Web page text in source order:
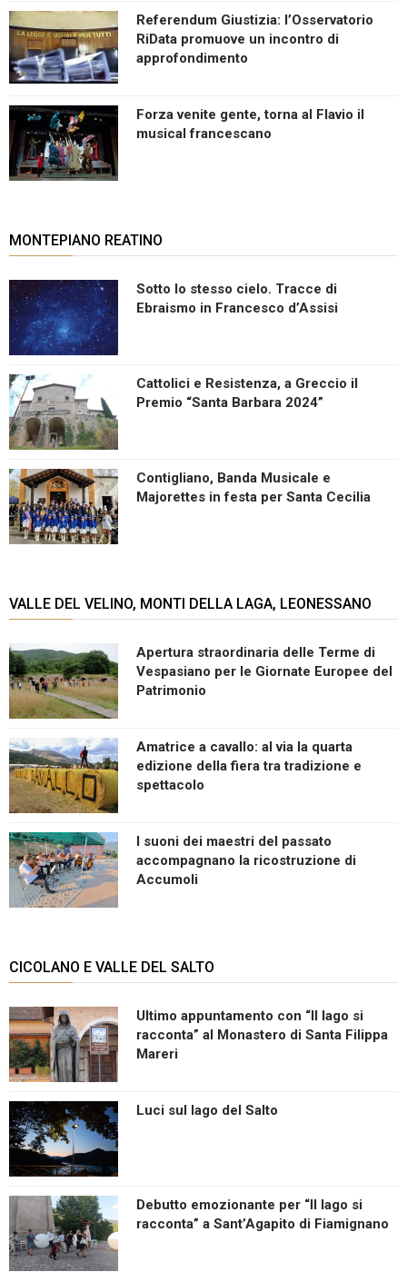
Referendum Giustizia: l’Osservatorio
RiData promuove un incontro di
approfondimento
Forza venite gente, torna al Flavio il
musical francescano
MONTEPIANO REATINO
Sotto lo stesso cielo. Tracce di
Ebraismo in Francesco d’Assisi
Cattolici e Resistenza, a Greccio il
Premio “Santa Barbara 2024”
Contigliano, Banda Musicale e
Majorettes in festa per Santa Cecilia
VALLE DEL VELINO, MONTI DELLA LAGA, LEONESSANO
Apertura straordinaria delle Terme di
Vespasiano per le Giornate Europee del
Patrimonio
Amatrice a cavallo: al via la quarta
edizione della fiera tra tradizione e
spettacolo
I suoni dei maestri del passato
accompagnano la ricostruzione di
Accumoli
CICOLANO E VALLE DEL SALTO
Ultimo appuntamento con “Il lago si
racconta” al Monastero di Santa Filippa
Mareri
Luci sul lago del Salto
Debutto emozionante per “Il lago si
racconta” a Sant’Agapito di Fiamignano